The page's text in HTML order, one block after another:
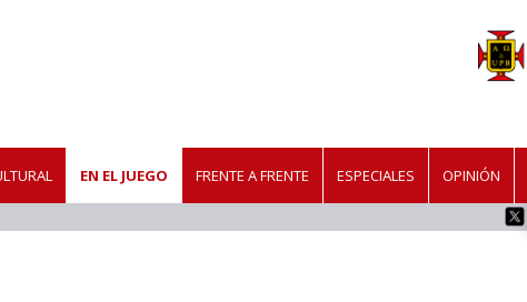
EN EL JUEGO FRENTE A FRENTE ESPECIALES OPINIÓN